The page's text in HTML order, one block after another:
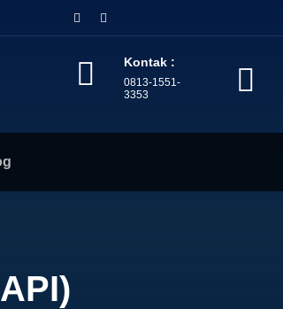
Kontak :
0813-1551-
3353